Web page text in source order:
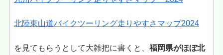
北陸東山道バイクツーリング走りやすさマップ2024
を見てもらうとして大雑把に書くと、福岡県がほぼ北